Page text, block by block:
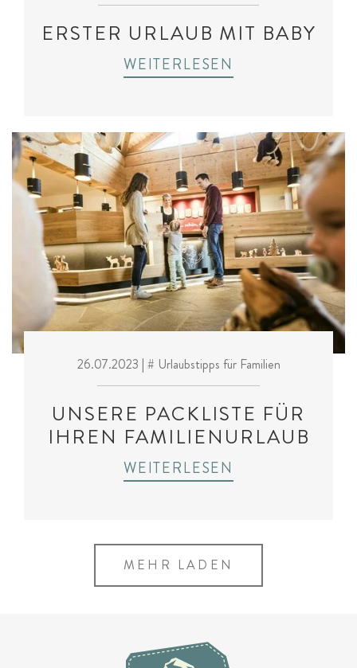
ERSTER URLAUB MIT BABY
WEITERLESEN
26.07.2023 | # Urlaubstipps für Familien
UNSERE PACKLISTE FÜR
IHREN FAMILIENURLAUB
WEITERLESEN
MEHR LADEN